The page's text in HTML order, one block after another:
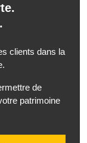
clients dans la
de
patrimoine